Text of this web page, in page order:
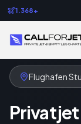
1.368+
Flughafen
Privatjet